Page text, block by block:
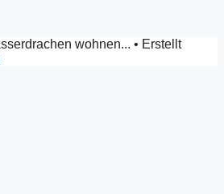
wohnen... • Erstellt